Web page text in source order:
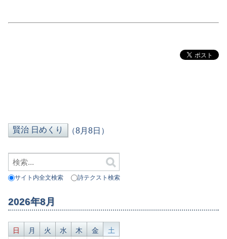
（8月8日）
サイト内全文検索 詩テクスト検索
2026年8月
日 月 火 水 木 金
土